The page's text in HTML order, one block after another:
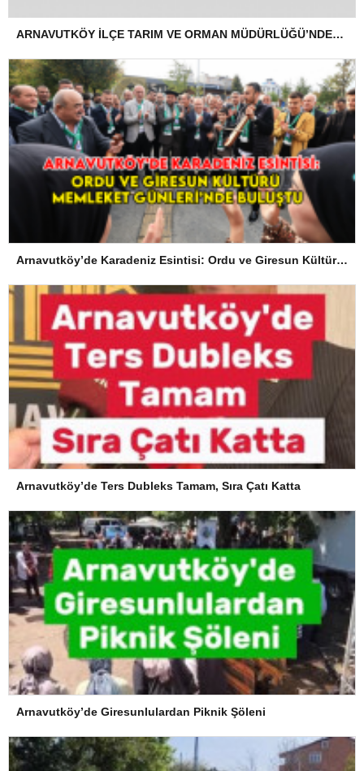
ARNAVUTKÖY İLÇE TARIM VE ORMAN MÜDÜRLÜĞÜ’NDEN İLANEN TEBLİGAT
Arnavutköy’de Karadeniz Esintisi: Ordu ve Giresun Kültürü Memleket Günleri’nde Buluştu
Arnavutköy’de Ters Dubleks Tamam, Sıra Çatı Katta
Arnavutköy’de Giresunlulardan Piknik Şöleni